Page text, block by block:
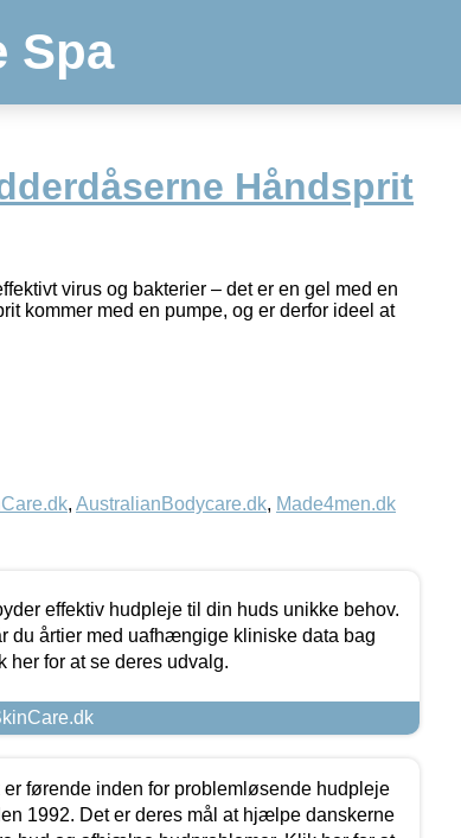
Spa
Håndsprit
virus og bakterier – det er en gel med en
kommer med en pumpe, og er derfor ideel at
, AustralianBodycare.dk, Made4men.dk
effektiv hudpleje til din huds unikke behov.
du årtier med uafhængige kliniske data bag
her for at se deres udvalg.
førende inden for problemløsende hudpleje
1992. Det er deres mål at hjælpe danskerne